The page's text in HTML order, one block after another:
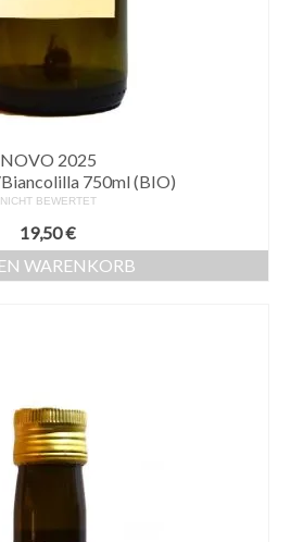
NOVO 2025
750ml (BIO)
NICHT BEWERTET
19,50€
WARENKORB